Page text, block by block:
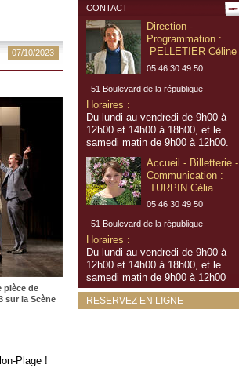
07/10/2023
pièce de
sur la Scène
Plage !
CONTACT
Direction -
Programmation :
PELLETIER Céline
05 46 30 49 50
51 Boulevard de la république
Horaires :
Du lundi au vendredi de 9h00 à
12h00 et 14h00 à 18h00, et le
samedi matin de 9h00 à 12h00.
Accueil - Billetterie -
Communication :
TURPIN Célia
05 46 30 49 50
51 Boulevard de la république
Horaires :
Du lundi au vendredi de 9h00 à
12h00 et 14h00 à 18h00, et le
samedi matin de 9h00 à 12h00
RESERVEZ EN LIGNE